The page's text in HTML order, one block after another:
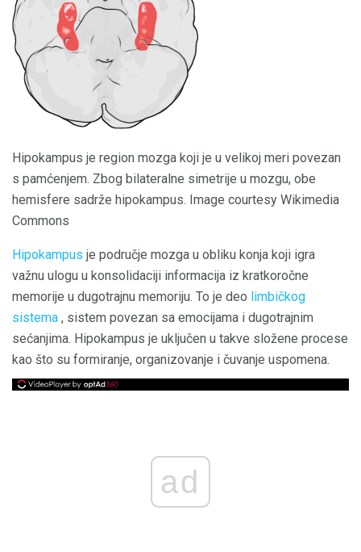
Hipokampus je region mozga koji je u velikoj meri povezan
s pamćenjem. Zbog bilateralne simetrije u mozgu, obe
hemisfere sadrže hipokampus. Image courtesy Wikimedia
Commons
Hipokampus je područje mozga u obliku konja koji igra
važnu ulogu u konsolidaciji informacija iz kratkoročne
memorije u dugotrajnu memoriju. To je deo limbičkog
sistema , sistem povezan sa emocijama i dugotrajnim
sećanjima. Hipokampus je uključen u takve složene procese
kao što su formiranje, organizovanje i čuvanje uspomena.
ad